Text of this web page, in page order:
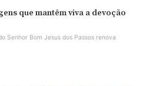
que mantêm viva a devoção
Senhor Bom Jesus dos Passos renova